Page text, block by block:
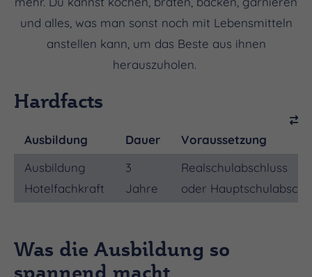
und alles, was man sonst noch mit Lebensmitteln
anstellen kann, um das Beste aus ihnen
herauszuholen.
Hardfacts
Ausbildung Dauer
Voraussetzung
Ausbildung
Hotelfachkraft
3
Jahre
Realschulabschluss
oder
Was die Ausbildung so
spannend macht